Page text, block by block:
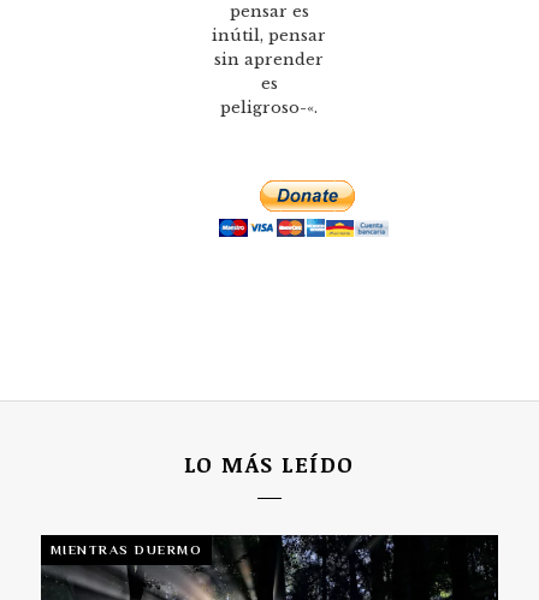
pensar es
inútil, pensar
sin aprender
es
peligroso-«.
LO MÁS LEÍDO
MIENTRAS DUERMO